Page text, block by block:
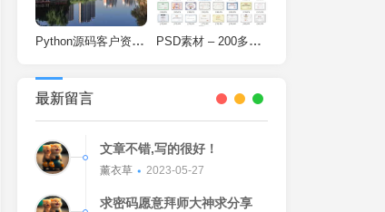
Python源码客户资料管理系统V2.2一键运行 PSD素材 – 200多种类型证书PSD源码
最新留言
文章不错,写的很好！
薰衣草 2023-05-27
求密码愿意拜师大神求分享